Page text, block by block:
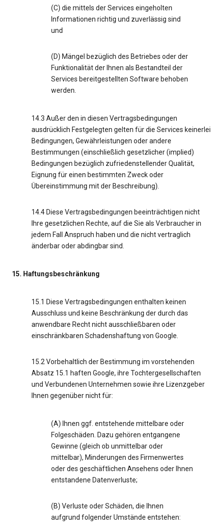
(C) die mittels der Services eingeholten
Informationen richtig und zuverlässig sind
und
(D) Mängel bezüglich des Betriebes oder der
Funktionalität der Ihnen als Bestandteil der
Services bereitgestellten Software behoben
werden.
14.3 Außer den in diesen Vertragsbedingungen
ausdrücklich Festgelegten gelten für die Services keinerlei
Bedingungen, Gewährleistungen oder andere
Bestimmungen (einschließlich gesetzlicher (implied)
Bedingungen bezüglich zufriedenstellender Qualität,
Eignung für einen bestimmten Zweck oder
Übereinstimmung mit der Beschreibung).
14.4 Diese Vertragsbedingungen beeinträchtigen nicht
Ihre gesetzlichen Rechte, auf die Sie als Verbraucher in
jedem Fall Anspruch haben und die nicht vertraglich
änderbar oder abdingbar sind.
15. Haftungsbeschränkung
15.1 Diese Vertragsbedingungen enthalten keinen
Ausschluss und keine Beschränkung der durch das
anwendbare Recht nicht ausschließbaren oder
einschränkbaren Schadenshaftung von Google.
15.2 Vorbehaltlich der Bestimmung im vorstehenden
Absatz 15.1 haften Google, ihre Tochtergesellschaften
und Verbundenen Unternehmen sowie ihre Lizenzgeber
Ihnen gegenüber nicht für:
(A) Ihnen ggf. entstehende mittelbare oder
Folgeschäden. Dazu gehören entgangene
Gewinne (gleich ob unmittelbar oder
mittelbar), Minderungen des Firmenwertes
oder des geschäftlichen Ansehens oder Ihnen
entstandene Datenverluste;
(B) Verluste oder Schäden, die Ihnen
aufgrund folgender Umstände entstehen: